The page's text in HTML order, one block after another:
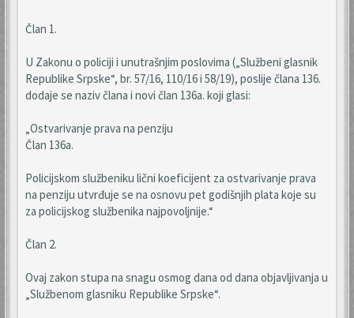
Član 1.
U Zakonu o policiji i unutrašnjim poslovima („Službeni glasnik
Republike Srpske“, br. 57/16, 110/16 i 58/19), poslije člana 136.
dodaje se naziv člana i novi član 136a. koji glasi:
„Ostvarivanje prava na penziju
Član 136a.
Policijskom službeniku lični koeficijent za ostvarivanje prava
na penziju utvrđuje se na osnovu pet godišnjih plata koje su
za policijskog službenika najpovoljnije.“
Član 2.
Ovaj zakon stupa na snagu osmog dana od dana objavljivanja u
„Službenom glasniku Republike Srpske“.